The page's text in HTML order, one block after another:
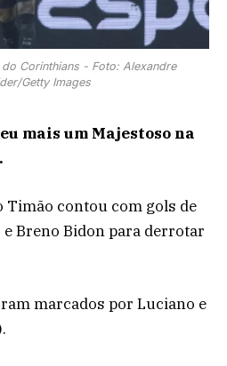
Corinthians - Foto: Alexandre
Getty Images
mais um Majestoso na
Timão contou com gols de
Breno Bidon para derrotar
marcados por Luciano e